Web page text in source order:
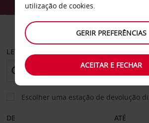
CARRO
LEVANTAR EM
Escolher uma estação de devolução
DE ATÉ
utilização de cookies.
GERIR PREFERÊNCIAS
ACEITAR E FECHAR